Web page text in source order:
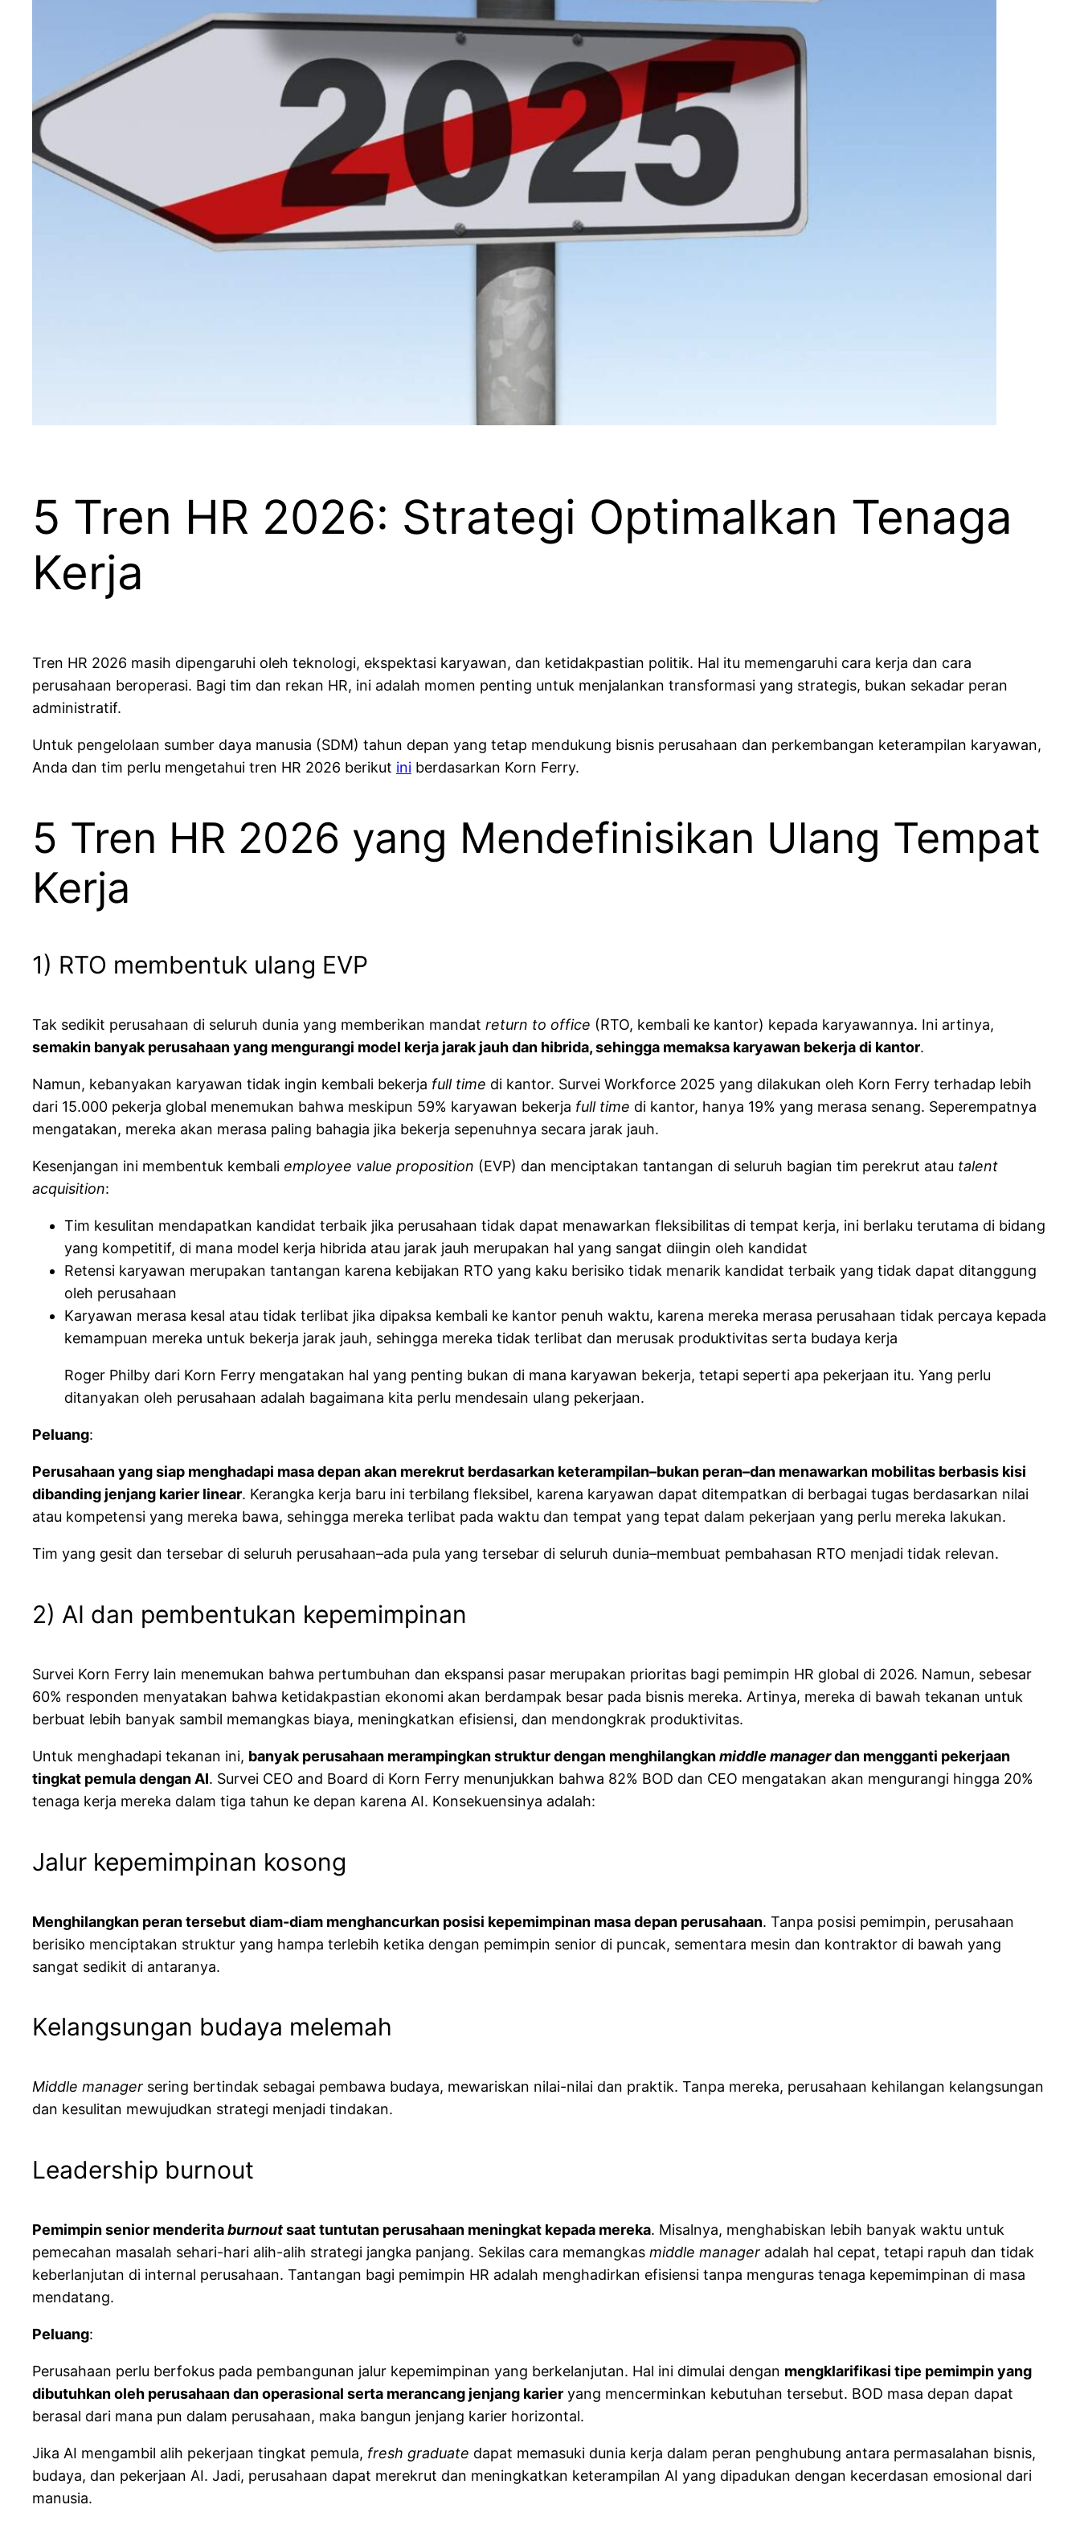
5 Tren HR 2026: Strategi Optimalkan Tenaga
Kerja
Tren HR 2026 masih dipengaruhi oleh teknologi, ekspektasi karyawan, dan ketidakpastian politik. Hal itu memengaruhi cara kerja dan cara
perusahaan beroperasi. Bagi tim dan rekan HR, ini adalah momen penting untuk menjalankan transformasi yang strategis, bukan sekadar peran
administratif.
Untuk pengelolaan sumber daya manusia (SDM) tahun depan yang tetap mendukung bisnis perusahaan dan perkembangan keterampilan karyawan,
Anda dan tim perlu mengetahui tren HR 2026 berikut ini berdasarkan Korn Ferry.
5 Tren HR 2026 yang Mendefinisikan Ulang Tempat
Kerja
1) RTO membentuk ulang EVP
Tak sedikit perusahaan di seluruh dunia yang memberikan mandat return to office (RTO, kembali ke kantor) kepada karyawannya. Ini artinya,
semakin banyak perusahaan yang mengurangi model kerja jarak jauh dan hibrida, sehingga memaksa karyawan bekerja di kantor.
Namun, kebanyakan karyawan tidak ingin kembali bekerja full time di kantor. Survei Workforce 2025 yang dilakukan oleh Korn Ferry terhadap lebih
dari 15.000 pekerja global menemukan bahwa meskipun 59% karyawan bekerja full time di kantor, hanya 19% yang merasa senang. Seperempatnya
mengatakan, mereka akan merasa paling bahagia jika bekerja sepenuhnya secara jarak jauh.
Kesenjangan ini membentuk kembali employee value proposition (EVP) dan menciptakan tantangan di seluruh bagian tim perekrut atau talent
acquisition:
Tim kesulitan mendapatkan kandidat terbaik jika perusahaan tidak dapat menawarkan fleksibilitas di tempat kerja, ini berlaku terutama di bidang
yang kompetitif, di mana model kerja hibrida atau jarak jauh merupakan hal yang sangat diingin oleh kandidat
Retensi karyawan merupakan tantangan karena kebijakan RTO yang kaku berisiko tidak menarik kandidat terbaik yang tidak dapat ditanggung
oleh perusahaan
Karyawan merasa kesal atau tidak terlibat jika dipaksa kembali ke kantor penuh waktu, karena mereka merasa perusahaan tidak percaya kepada
kemampuan mereka untuk bekerja jarak jauh, sehingga mereka tidak terlibat dan merusak produktivitas serta budaya kerja
Roger Philby dari Korn Ferry mengatakan hal yang penting bukan di mana karyawan bekerja, tetapi seperti apa pekerjaan itu. Yang perlu
ditanyakan oleh perusahaan adalah bagaimana kita perlu mendesain ulang pekerjaan.
Peluang:
Perusahaan yang siap menghadapi masa depan akan merekrut berdasarkan keterampilan–bukan peran–dan menawarkan mobilitas berbasis kisi
dibanding jenjang karier linear. Kerangka kerja baru ini terbilang fleksibel, karena karyawan dapat ditempatkan di berbagai tugas berdasarkan nilai
atau kompetensi yang mereka bawa, sehingga mereka terlibat pada waktu dan tempat yang tepat dalam pekerjaan yang perlu mereka lakukan.
Tim yang gesit dan tersebar di seluruh perusahaan–ada pula yang tersebar di seluruh dunia–membuat pembahasan RTO menjadi tidak relevan.
2) AI dan pembentukan kepemimpinan
Survei Korn Ferry lain menemukan bahwa pertumbuhan dan ekspansi pasar merupakan prioritas bagi pemimpin HR global di 2026. Namun, sebesar
60% responden menyatakan bahwa ketidakpastian ekonomi akan berdampak besar pada bisnis mereka. Artinya, mereka di bawah tekanan untuk
berbuat lebih banyak sambil memangkas biaya, meningkatkan efisiensi, dan mendongkrak produktivitas.
Untuk menghadapi tekanan ini, banyak perusahaan merampingkan struktur dengan menghilangkanmiddle managerdan mengganti pekerjaan
tingkat pemula dengan AI. Survei CEO and Board di Korn Ferry menunjukkan bahwa 82% BOD dan CEO mengatakan akan mengurangi hingga 20%
tenaga kerja mereka dalam tiga tahun ke depan karena AI. Konsekuensinya adalah:
Jalur kepemimpinan kosong
Menghilangkan peran tersebut diam-diam menghancurkan posisi kepemimpinan masa depan perusahaan. Tanpa posisi pemimpin, perusahaan
berisiko menciptakan struktur yang hampa terlebih ketika dengan pemimpin senior di puncak, sementara mesin dan kontraktor di bawah yang
sangat sedikit di antaranya.
Kelangsungan budaya melemah
Middle manager sering bertindak sebagai pembawa budaya, mewariskan nilai-nilai dan praktik. Tanpa mereka, perusahaan kehilangan kelangsungan
dan kesulitan mewujudkan strategi menjadi tindakan.
Leadership burnout
Pemimpin senior menderitaburnoutsaat tuntutan perusahaan meningkat kepada mereka. Misalnya, menghabiskan lebih banyak waktu untuk
pemecahan masalah sehari-hari alih-alih strategi jangka panjang. Sekilas cara memangkas middle manager adalah hal cepat, tetapi rapuh dan tidak
keberlanjutan di internal perusahaan. Tantangan bagi pemimpin HR adalah menghadirkan efisiensi tanpa menguras tenaga kepemimpinan di masa
mendatang.
Peluang:
Perusahaan perlu berfokus pada pembangunan jalur kepemimpinan yang berkelanjutan. Hal ini dimulai dengan mengklarifikasi tipe pemimpin yang
dibutuhkan oleh perusahaan dan operasional serta merancang jenjang karier yang mencerminkan kebutuhan tersebut. BOD masa depan dapat
berasal dari mana pun dalam perusahaan, maka bangun jenjang karier horizontal.
Jika AI mengambil alih pekerjaan tingkat pemula, fresh graduate dapat memasuki dunia kerja dalam peran penghubung antara permasalahan bisnis,
budaya, dan pekerjaan AI. Jadi, perusahaan dapat merekrut dan meningkatkan keterampilan AI yang dipadukan dengan kecerdasan emosional dari
manusia.